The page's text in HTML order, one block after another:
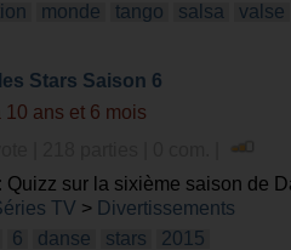
monde tango salsa valse
Stars Saison 6
10 ans et 6 mois
Quizz sur la sixième saison de
TV > Divertissements
6 danse stars 2015